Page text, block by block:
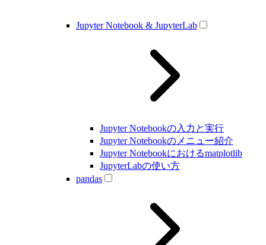
Jupyter Notebook & JupyterLab
Jupyter Notebookの入力と実行
Jupyter Notebookのメニュー紹介
Jupyter Notebookにおけるmatplotlib
JupyterLabの使い方
pandas